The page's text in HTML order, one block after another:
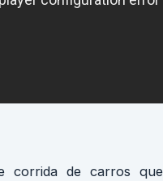
corrida de carros que